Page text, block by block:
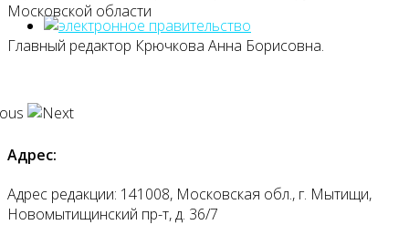
Московской области
Главный редактор Крючкова Анна Борисовна.
Адрес:
Адрес редакции: 141008, Московская обл., г. Мытищи,
Новомытищинский пр-т, д. 36/7